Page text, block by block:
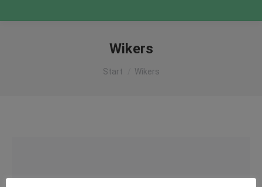
Wikers
Sie befinden sich hier:
Start Wikers